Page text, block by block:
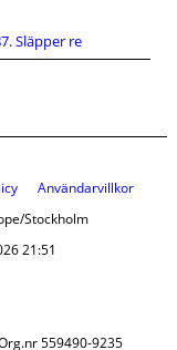
Släpper re
Användarvillkor
Stockholm
21:51
559490-9235